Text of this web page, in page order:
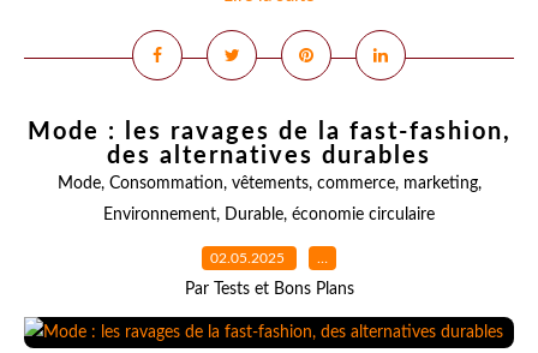
Mode : les ravages de la fast-fashion,
des alternatives durables
Mode, Consommation, vêtements, commerce, marketing,
Environnement, Durable, économie circulaire
02.05.2025 …
Par Tests et Bons Plans